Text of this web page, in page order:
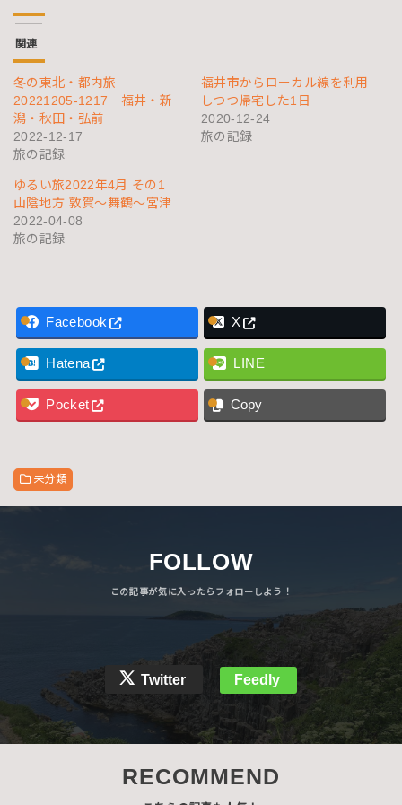
関連
冬の東北・都内旅
20221205-1217 福井・新
潟・秋田・弘前
2022-12-17
旅の記録
福井市からローカル線を利用
しつつ帰宅した1日
2020-12-24
旅の記録
ゆるい旅2022年4月 その1
山陰地方 敦賀〜舞鶴〜宮津
2022-04-08
旅の記録
Facebook X
Hatena LINE
Pocket Copy
未分類
FOLLOW
Twitter Feedly
RECOMMEND